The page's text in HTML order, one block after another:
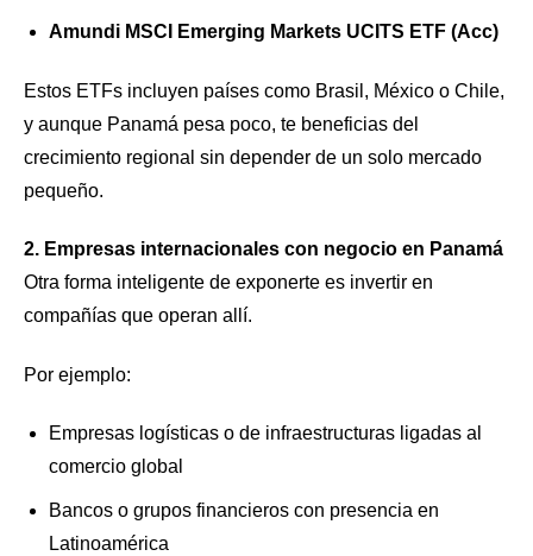
Amundi MSCI Emerging Markets UCITS ETF (Acc)
Estos ETFs incluyen países como Brasil, México o Chile,
y aunque Panamá pesa poco, te beneficias del
crecimiento regional sin depender de un solo mercado
pequeño.
2. Empresas internacionales con negocio en Panamá
Otra forma inteligente de exponerte es invertir en
compañías que operan allí.
Por ejemplo:
Empresas logísticas o de infraestructuras ligadas al
comercio global
Bancos o grupos financieros con presencia en
Latinoamérica